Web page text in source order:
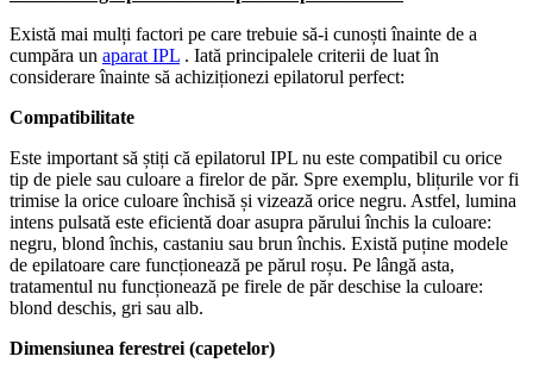
Există mai mulți factori pe care trebuie să-i cunoști înainte de a
cumpăra un aparat IPL . Iată principalele criterii de luat în
considerare înainte să achiziționezi epilatorul perfect:
Compatibilitate
Este important să știți că epilatorul IPL nu este compatibil cu orice
tip de piele sau culoare a firelor de păr. Spre exemplu, blițurile vor fi
trimise la orice culoare închisă și vizează orice negru. Astfel, lumina
intens pulsată este eficientă doar asupra părului închis la culoare:
negru, blond închis, castaniu sau brun închis. Există puține modele
de epilatoare care funcționează pe părul roșu. Pe lângă asta,
tratamentul nu funcționează pe firele de păr deschise la culoare:
blond deschis, gri sau alb.
Dimensiunea ferestrei (capetelor)